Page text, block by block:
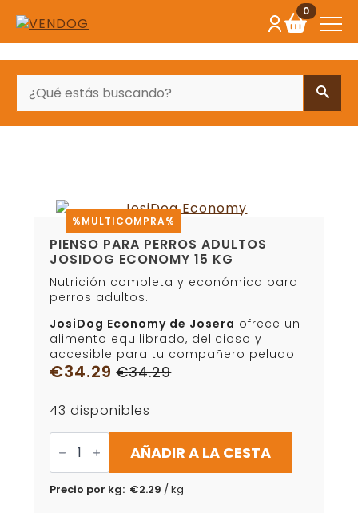
0
%MULTICOMPRA%
PIENSO PARA PERROS ADULTOS
JOSIDOG ECONOMY 15 KG
Nutrición completa y económica para
perros adultos.
JosiDog Economy de Josera ofrece un
alimento equilibrado, delicioso y
accesible para tu compañero peludo.
€34.29
El
original
era:
€34.29.
€34.29
El
actual
es:
€34.29.
43 disponibles
Pienso
para
perros
adultos
JosiDog
Economy
AÑADIR A LA CESTA
Precio por kg: €2.29 / kg